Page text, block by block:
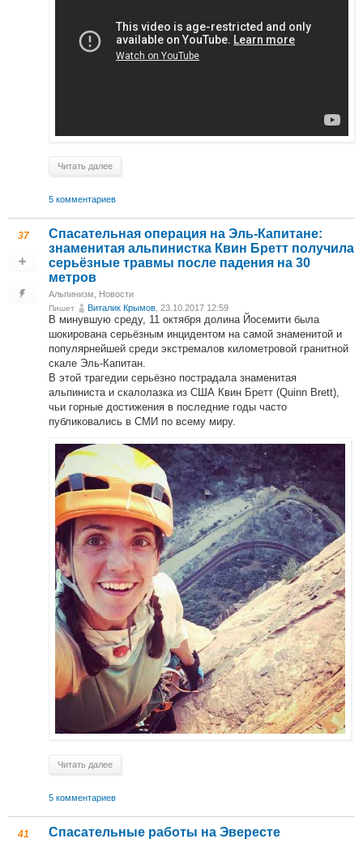
Читать далее
5 комментариев
37
Спасательная операция на Эль-Капитане:
знаменитая альпинистка Квин Бретт получила
серьёзные травмы после падения на 30
метров
Альпинизм Новости
Пишет Виталик Крымов , 23.10.2017 12:59
В минувшую среду, 11 октября долина Йосемити была
шокирована серьёзным инцидентом на самой знаменитой и
популярнейшей среди экстремалов километровой гранитной
скале Эль-Капитан.
В этой трагедии серьёзно пострадала знаменитая
альпиниста и скалолазка из США Квин Бретт (Quinn Brett),
чьи горные достижения в последние годы часто
публиковались в СМИ по всему миру.
Читать далее
5 комментариев
41 Спасательные работы на Эвересте